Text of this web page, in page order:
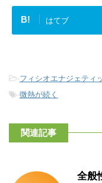
B! はてブ
-フィシオエナジェティ
-微熱が続く
関連記事
全般